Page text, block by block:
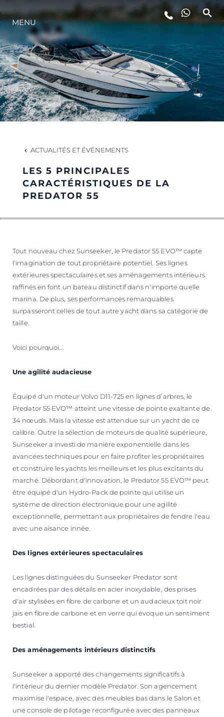
STYLE DE VIE
L'INNOVATION
LA SOCIÉTÉ
ALGARVE ADVENTURES
MENU
ACTUALITÉS ET ÉVÉNEMENTS
LES 5 PRINCIPALES
CARACTÉRISTIQUES DE LA
PREDATOR 55
Tout nouveau chez Sunseeker, le Predator 55 EVO™ capte
l'imagination de tout propriétaire potentiel. Ses lignes
extérieures spectaculaires et ses aménagements intérieurs
raffinés en font un bateau distinctif dans n'importe quelle
marina. De plus, ses performances remarquables
surpasseront celles de tout autre yacht dans sa catégorie de
taille.
Voici pourquoi...
Une agilité audacieuse
Équipé d'un moteur Volvo D11-725 en lignes d’arbres, le
Predator 55 EVO™ atteint une vitesse de pointe exaltante de
34 nœuds. Mais la vitesse est attendue sur un yacht de ce
calibre. Outre la sélection de moteurs de qualité supérieure,
Sunseeker a investi de manière exponentielle dans les
avancées techniques pour en faire profiter les propriétaires
et construire les yachts les meilleurs et les plus excitants du
marché. Débordant d'innovation, le Predator 55 EVO™ peut
être équipé d'un Hydro-Pack de pointe qui utilise un
système de direction électronique pour une agilité
exceptionnelle, permettant aux propriétaires de fendre l'eau
avec une aisance innée.
Des lignes extérieures spectaculaires
Les lignes distinguées du Sunseeker Predator sont
encadrées par des détails en acier inoxydable, des prises
d'air stylisées en fibre de carbone et un audacieux toit noir
jais en fibre de carbone et en verre qui évoque un sentiment
bestial.
Des aménagements intérieurs distinctifs
Sunseeker a apporté des changements significatifs à
l'intérieur du dernier modèle Predator. Son agencement
maximise l'espace, avec des meubles bas dans le Salon et
une console de pilotage reconfigurée avec des panneaux